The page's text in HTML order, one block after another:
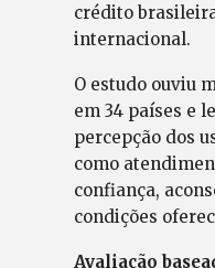
crédito
internacional.
O estudo ouviu
em 34 países e
percepção dos
como
confiança,
condições
Avaliação